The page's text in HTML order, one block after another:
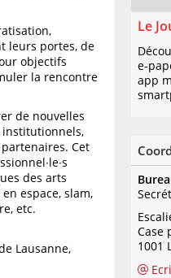
leurs portes, de
objectifs
la rencontre
de nouvelles
Cet
des arts
espace, slam,
etc.
Lausanne,
Le
e-
app
Case
1001